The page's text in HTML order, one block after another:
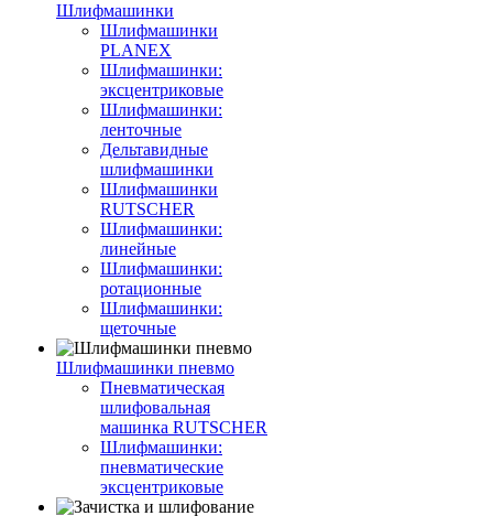
Шлифмашинки
Шлифмашинки
PLANEX
Шлифмашинки:
эксцентриковые
Шлифмашинки:
ленточные
Дельтавидные
шлифмашинки
Шлифмашинки
RUTSCHER
Шлифмашинки:
линейные
Шлифмашинки:
ротационные
Шлифмашинки:
щеточные
Шлифмашинки пневмо
Пневматическая
шлифовальная
машинка RUTSCHER
Шлифмашинки:
пневматические
эксцентриковые